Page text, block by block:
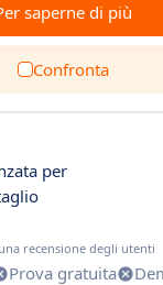
saperne di più
Confronta
per
recensione degli utenti
Prova gratuita